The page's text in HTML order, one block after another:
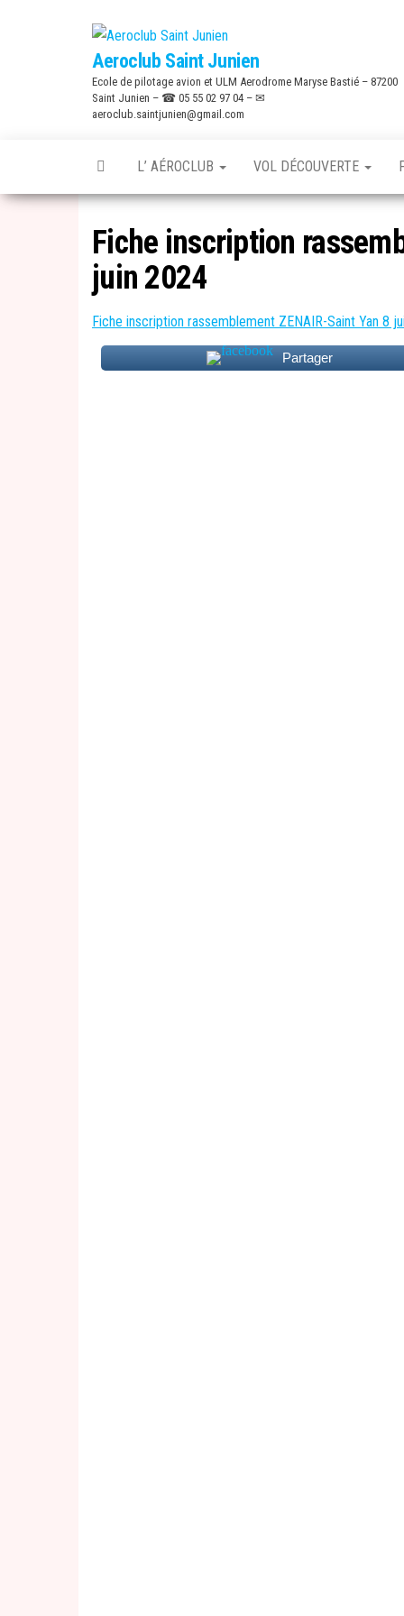
Aeroclub Saint Junien
Ecole de pilotage avion et ULM Aerodrome Maryse Bastié – 87200
Saint Junien – ☎ 05 55 02 97 04 – ✉
aeroclub.saintjunien@gmail.com
L’ AÉROCLUB VOL DÉCOUVERTE
Fiche inscription
juin 2024
Fiche inscription rassemblement ZENAIR-Saint Yan 8
Partager